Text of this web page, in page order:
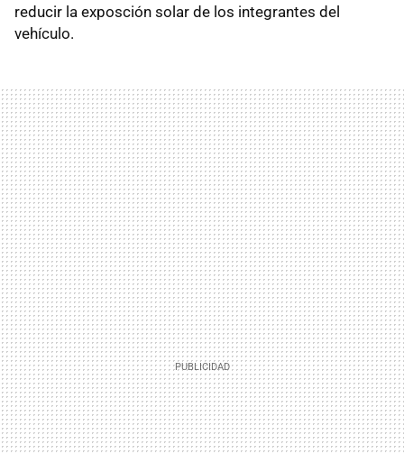
reducir la exposción solar de los integrantes del
vehículo.